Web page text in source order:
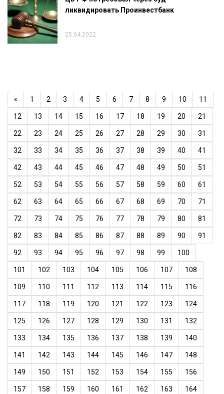
ликвидировать Проинвестбанк
25.04.2022
« 1 2 3 4 5 6 7 8 9 10 11
12 13 14 15 16 17 18 19 20 21
22 23 24 25 26 27 28 29 30 31
32 33 34 35 36 37 38 39 40 41
42 43 44 45 46 47 48 49 50 51
52 53 54 55 56 57 58 59 60 61
62 63 64 65 66 67 68 69 70 71
72 73 74 75 76 77 78 79 80 81
82 83 84 85 86 87 88 89 90 91
92 93 94 95 96 97 98 99 100
101 102 103 104 105 106 107 108
109 110 111 112 113 114 115 116
117 118 119 120 121 122 123 124
125 126 127 128 129 130 131 132
133 134 135 136 137 138 139 140
141 142 143 144 145 146 147 148
149 150 151 152 153 154 155 156
157 158 159 160 161 162 163 164